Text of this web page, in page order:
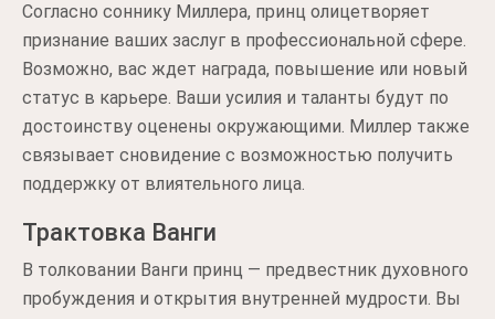
Согласно соннику Миллера, принц олицетворяет
признание ваших заслуг в профессиональной сфере.
Возможно, вас ждет награда, повышение или новый
статус в карьере. Ваши усилия и таланты будут по
достоинству оценены окружающими. Миллер также
связывает сновидение с возможностью получить
поддержку от влиятельного лица.
Трактовка Ванги
В толковании Ванги принц — предвестник духовного
пробуждения и открытия внутренней мудрости. Вы